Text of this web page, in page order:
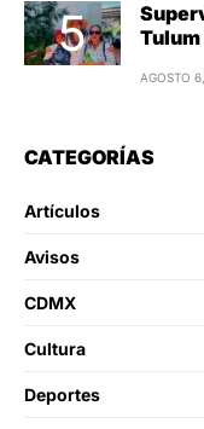
Tulum
AGOSTO
CATEGORÍAS
Artículos
Avisos
CDMX
Cultura
Deportes